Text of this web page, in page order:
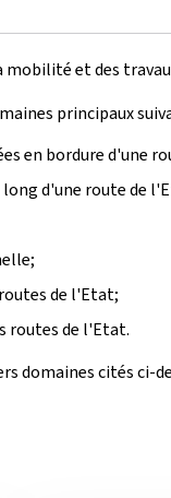
mobilité et des
principaux
en bordure d'une
d'une route de
de l'Etat;
routes de l'Etat.
domaines cités ci-